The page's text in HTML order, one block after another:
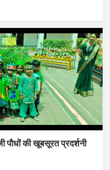
पौधों की खूबसूरत प्रदर्शनी